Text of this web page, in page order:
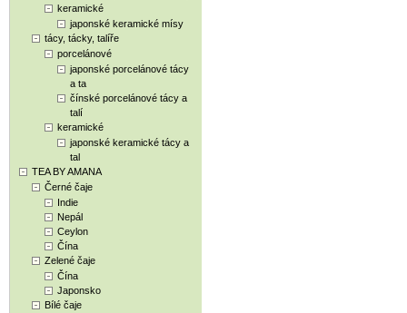
keramické
japonské keramické mísy
tácy, tácky, talíře
porcelánové
japonské porcelánové tácy
a ta
čínské porcelánové tácy a
talí
keramické
japonské keramické tácy a
tal
TEA BY AMANA
Černé čaje
Indie
Nepál
Ceylon
Čína
Zelené čaje
Čína
Japonsko
Bílé čaje